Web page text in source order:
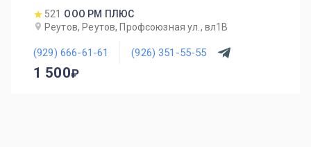
521 ООО РМ ПЛЮС
Реутов, Реутов, Профсоюзная ул., вл1В
(929) 666-61-61 (926) 351-55-55
1 500